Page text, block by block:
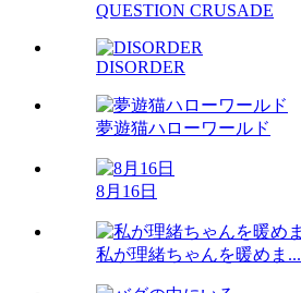
QUESTION CRUSADE
DISORDER
夢遊猫ハローワールド
8月16日
私が理緒ちゃんを暖めま...